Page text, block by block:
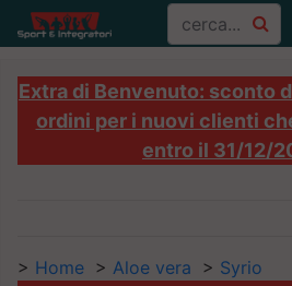
Extra di Benvenuto: sconto
ordini per i nuovi clienti
entro il 31/12/
> Home > Aloe vera > Syrio